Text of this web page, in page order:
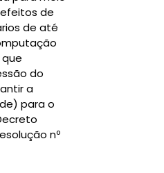
de
de até
do
a
para o
nº